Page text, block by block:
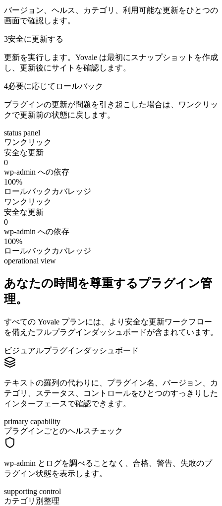
バージョン、ヘルス、カテゴリ、利用可能な更新をひとつの
画面で確認します。
3安全に更新する
更新を実行します。Yovale は最初にスナップショットを作成
し、更新後にサイトを確認します。
4必要に応じてロールバック
プラグインの更新が問題を引き起こした場合は、ワンクリッ
クで更新前の状態に戻します。
status panel
ワンクリック
安全な更新
0
wp-admin への依存
100%
ロールバックカバレッジ
ワンクリック
安全な更新
0
wp-admin への依存
100%
ロールバックカバレッジ
operational view
あなたの時間を尊重するプラグイン管
理。
すべての Yovale プランには、より安全な更新ワークフロー
を備えたフルプラグインダッシュボードが含まれています。
ビジュアルプラグインダッシュボード
テキストの羅列の代わりに、プラグイン名、バージョン、カ
テゴリ、ステータス、コントロールをひとつのすっきりした
インターフェースで確認できます。
primary capability
プラグインごとのヘルスチェック
wp-admin とログを調べることなく、合格、警告、失敗のプ
ラグイン状態を表示します。
supporting control
カテゴリ別整理